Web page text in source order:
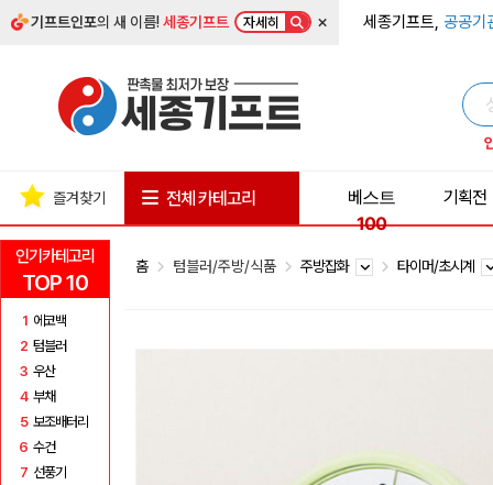
기프트인포의 새 이름!세종기프트 자세히 × 세종기프트, 공공기
인기카테고리
TOP 10
1 에코백
2 텀블러
3 우산
4 부채
5 보조배터리
6 수건
7 선풍기
즐겨찾기 전체 카테고리
베스트
100
기획전
홈 텀블러/주방/식품 주방잡화 타이머/초시계